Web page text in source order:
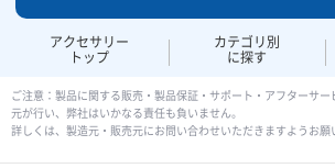
アクセサリー
トップ
カテゴリ別
に探す
ご注意：製品に関する販売・製品保証・サポート・アフターサ
元が行い、弊社はいかなる責任も負いません。
詳しくは、製造元・販売元にお問い合わせいただきますようお願